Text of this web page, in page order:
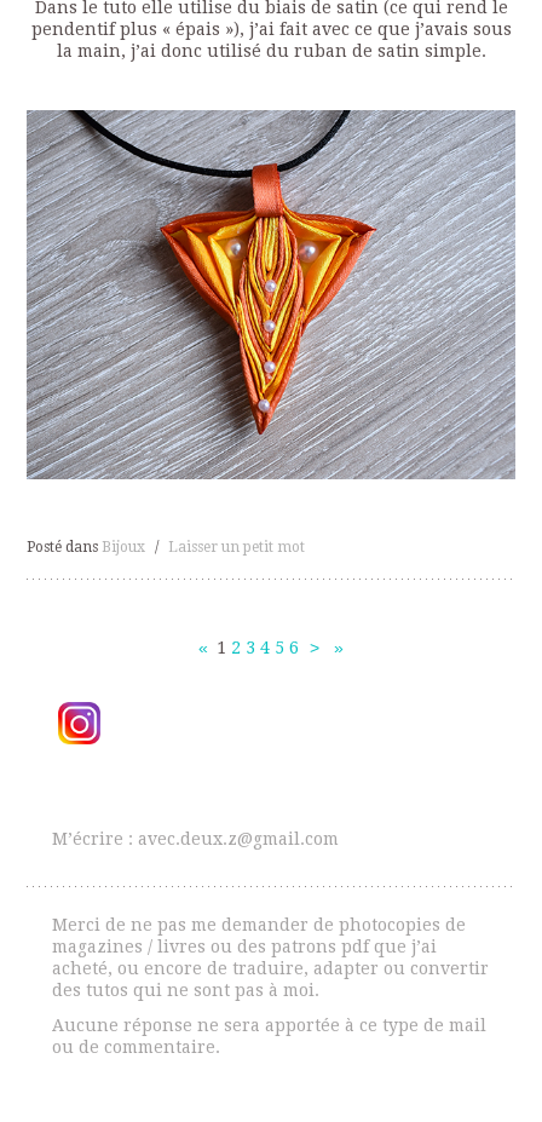
Dans le tuto elle utilise du biais de satin (ce qui rend le
pendentif plus « épais »), j’ai fait avec ce que j’avais sous
la main, j’ai donc utilisé du ruban de satin simple.
Posté dans Bijoux / Laisser un petit mot
Navigation
des
« 1 2 3 4 5 6 > »
M’écrire : avec.deux.z@gmail.com
Merci de ne pas me demander de photocopies de
magazines / livres ou des patrons pdf que j’ai
acheté, ou encore de traduire, adapter ou convertir
des tutos qui ne sont pas à moi.
Aucune réponse ne sera apportée à ce type de mail
ou de commentaire.